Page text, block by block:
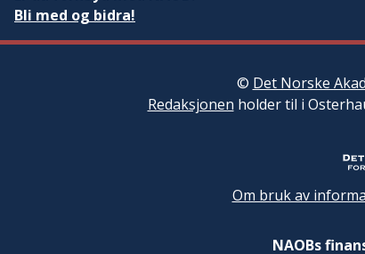
Bli med og bidra!
© Det Norske
Redaksjonen holder til i
Om bruk av
NAOBs